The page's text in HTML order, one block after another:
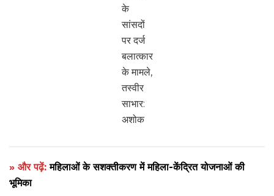
के
सांसदों
पर दर्ज
बलात्कार
के मामले,
तस्वीर
साभार:
अशोक
» और पढ़ें:महिलाओं के सशक्तीकरण में महिला-केंद्रित योजनाओं की
भूमिका